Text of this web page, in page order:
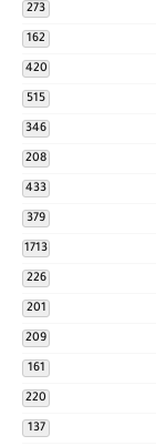
273
162
420
515
346
208
433
379
1713
226
201
209
161
220
137